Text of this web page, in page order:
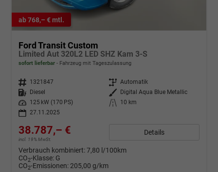
ab 768,– € mtl.
Ford Transit Custom
Limited Aut 320L2 LED SHZ Kam 3-S
sofort lieferbar Fahrzeug mit Tageszulassung
Fahrzeugnr. 1321847 Getriebe Automatik
Kraftstoff
Diesel Außenfarbe
Digital Aqua Blue Metallic
Leistung
125 kW (170 PS) Kilometerstand
10 km
27.11.2025
38.787,– €
incl. 19% MwSt.
Details
Verbrauch kombiniert:7,80 l/100km
CO2-Klasse: G
CO2-Emissionen: 205,00 g/km